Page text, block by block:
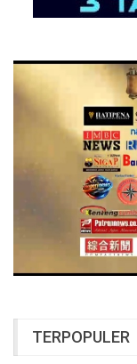
TERPOPULER